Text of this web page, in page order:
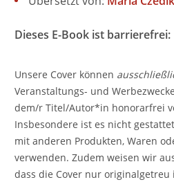
Dieses E-Book ist barrierefrei:
Unsere Cover können
Veranstaltungs- und
dem/r Titel/Autor*in honorarfrei
Insbesondere ist es nicht
mit anderen Produkten, Waren
verwenden. Zudem weisen wir
dass die Cover nur